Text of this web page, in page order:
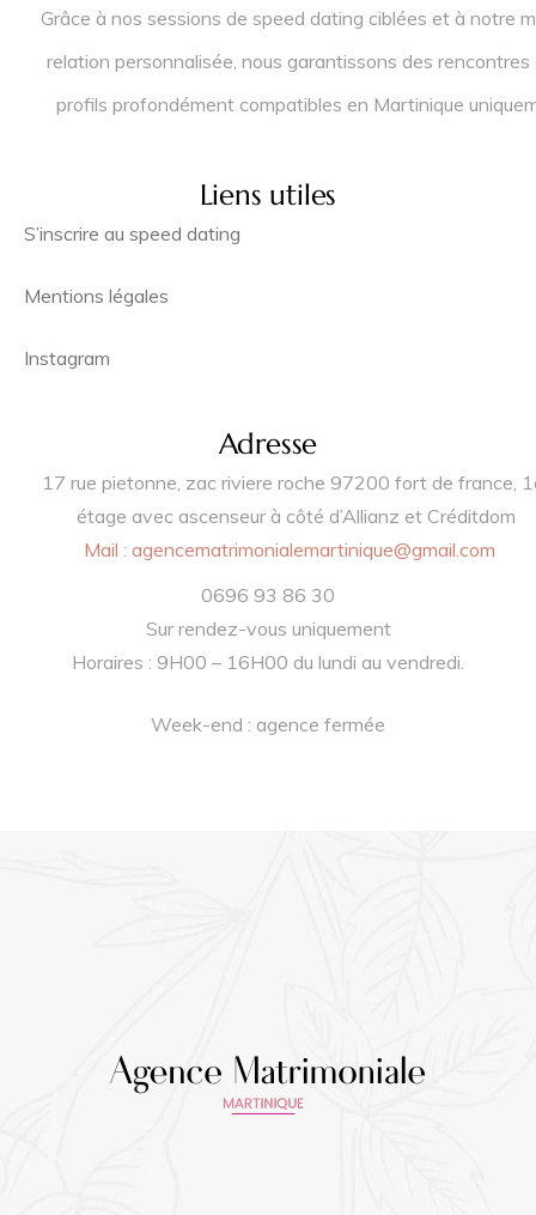
Grâce à nos sessions de speed dating ciblées et à notre
relation personnalisée, nous garantissons des
profils profondément compatibles en Martinique
Liens utiles
S’inscrire au speed dating
Mentions légales
Instagram
Adresse
17 rue pietonne, zac riviere roche 97200 fort de france,
étage avec ascenseur à côté d’Allianz et Créditdom
Mail :agencematrimonialemartinique@gmail.com
0696 93 86 30
Sur rendez-vous uniquement
Horaires : 9H00 – 16H00 du lundi au vendredi.
Week-end : agence fermée